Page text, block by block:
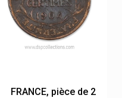
FRANCE, pièce de 2